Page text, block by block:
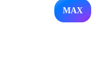
MAX